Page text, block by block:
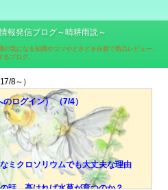
報発信ブログ～晴耕雨読～
気になる知識やコツやときどき自腹で商品レビュー、
ブログ。
8～）
ログイン） （7/4）
ミクロソリウムでも大丈夫な理由